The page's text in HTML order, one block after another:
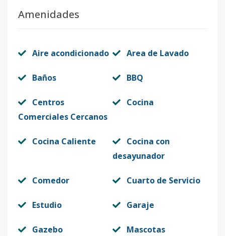
Amenidades
Aire acondicionado Area de Lavado
Baños BBQ
Centros
Comerciales Cercanos
Cocina
Cocina Caliente
Cocina con
desayunador
Comedor Cuarto de Servicio
Estudio Garaje
Gazebo
Mascotas